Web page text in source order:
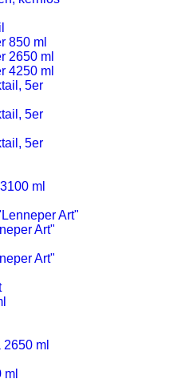
850 ml
2650 ml
4250 ml
5er
5er
5er
ml
Art"
Art"
Art"
ml